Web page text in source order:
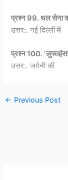
प्रश्न 99. थल सेना
उत्तर:. नई दिल्ली में
प्रश्न 100.
उत्तर:. जर्मनी की
← Previous Post